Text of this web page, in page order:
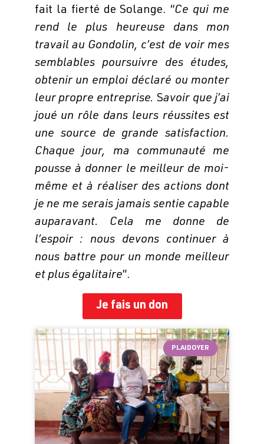
fait la fierté de Solange. “Ce qui me
rend le plus heureuse dans mon
travail au Gondolin, c’est de voir mes
semblables poursuivre des études,
obtenir un emploi déclaré ou monter
leur propre entreprise. Savoir que j’ai
joué un rôle dans leurs réussites est
une source de grande satisfaction.
Chaque jour, ma communauté me
pousse à donner le meilleur de moi-
même et à réaliser des actions dont
je ne me serais jamais sentie capable
auparavant. Cela me donne de
l’espoir : nous devons continuer à
nous battre pour un monde meilleur
et plus égalitaire”.
Je fais un don
PLAIDOYER